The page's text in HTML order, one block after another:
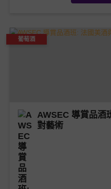
葡萄酒
AWSEC 導賞品酒
對藝術